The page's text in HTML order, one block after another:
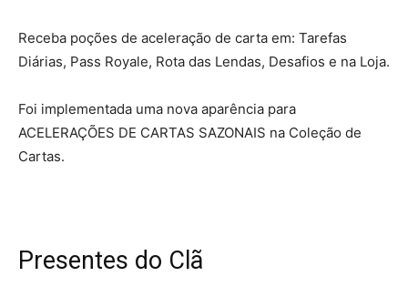
Receba poções de aceleração de carta em: Tarefas
Diárias, Pass Royale, Rota das Lendas, Desafios e na Loja.
Foi implementada uma nova aparência para
ACELERAÇÕES DE CARTAS SAZONAIS na Coleção de
Cartas.
Presentes do Clã